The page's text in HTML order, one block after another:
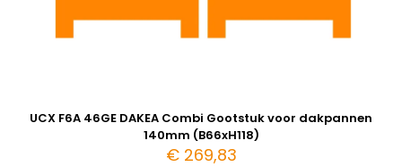
UCX F6A 46GE DAKEA Combi Gootstuk voor dakpannen
140mm (B66xH118)
€269,83